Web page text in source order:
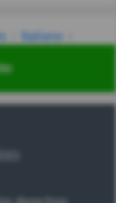
Italiano
汉语